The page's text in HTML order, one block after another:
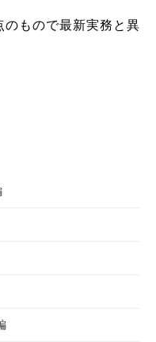
のもので最新実務と異